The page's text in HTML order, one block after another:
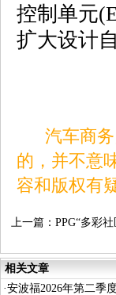
控制单元
扩大设计
汽车商务
的，并不意
容和版权有
上一篇： PPG“多彩
相关文章
·安波福2026年第二季